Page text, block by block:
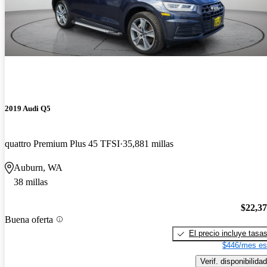
2019 Audi Q5
quattro Premium Plus 45 TFSI 35,881 millas
Auburn, WA
38 millas
Buena oferta
El precio incluye tasas
$446/mes
Verif. disponibilidad